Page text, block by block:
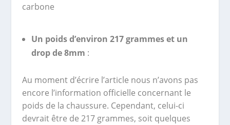
carbone
Un poids d’environ 217 grammes et un
drop de 8mm :
Au moment d’écrire l’article nous n’avons pas
encore l’information officielle concernant le
poids de la chaussure. Cependant, celui-ci
devrait être de 217 grammes, soit quelques